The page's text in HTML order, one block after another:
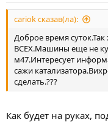
cariok сказав(ла):
Доброе время
ВСЕХ.Машины еще не
м47.Интересует
сажи
сделать.???
Как будет на руках,